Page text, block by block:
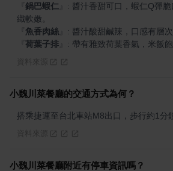
鍋巴蝦仁
: 醬汁香甜可口，蝦仁Q彈
魚香肉絲
荷葉子排 : 帶有雅致荷葉香氣，米飯飽
小魏川菜餐廳的交通方式為何？
搭乘捷運至台北車站M8出口，步行約1分
小魏川菜餐廳附近有停車資訊嗎？